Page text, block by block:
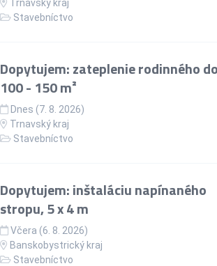
Trnavský kraj
Stavebníctvo
Dopytujem: zateplenie rodinného
100 - 150 m²
Dnes (7. 8. 2026)
Trnavský kraj
Stavebníctvo
Dopytujem: inštaláciu napínaného
stropu, 5 x 4 m
Včera (6. 8. 2026)
Banskobystrický kraj
Stavebníctvo